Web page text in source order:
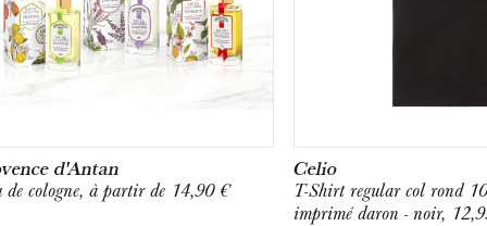
d'Antan
de cologne, à partir de 14,90 €
Celio
T-Shirt regular col rond
imprimé daron - noir,